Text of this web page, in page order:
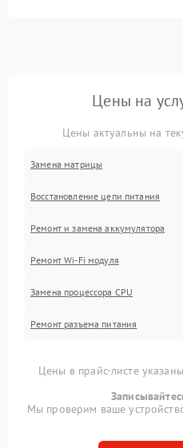
Цены на
Цены актуальны на
Замена матрицы
Восстановление цепи питания
Ремонт и замена аккумулятора
Ремонт Wi-Fi модуля
Замена процессора CPU
Ремонт разъема питания
Цены в прайс-листе
Мы проверим ваше